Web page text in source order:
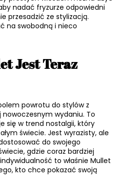
nadać fryzurze odpowiedni
przesadzić ze stylizacją.
na swobodną i nieco
Jest Teraz
powrotu do stylów z
nowoczesnym wydaniu. To
się w trend nostalgii, który
świecie. Jest wyrazisty, ale
do swojego
gdzie coraz bardziej
to właśnie Mullet
kto chce pokazać swoją